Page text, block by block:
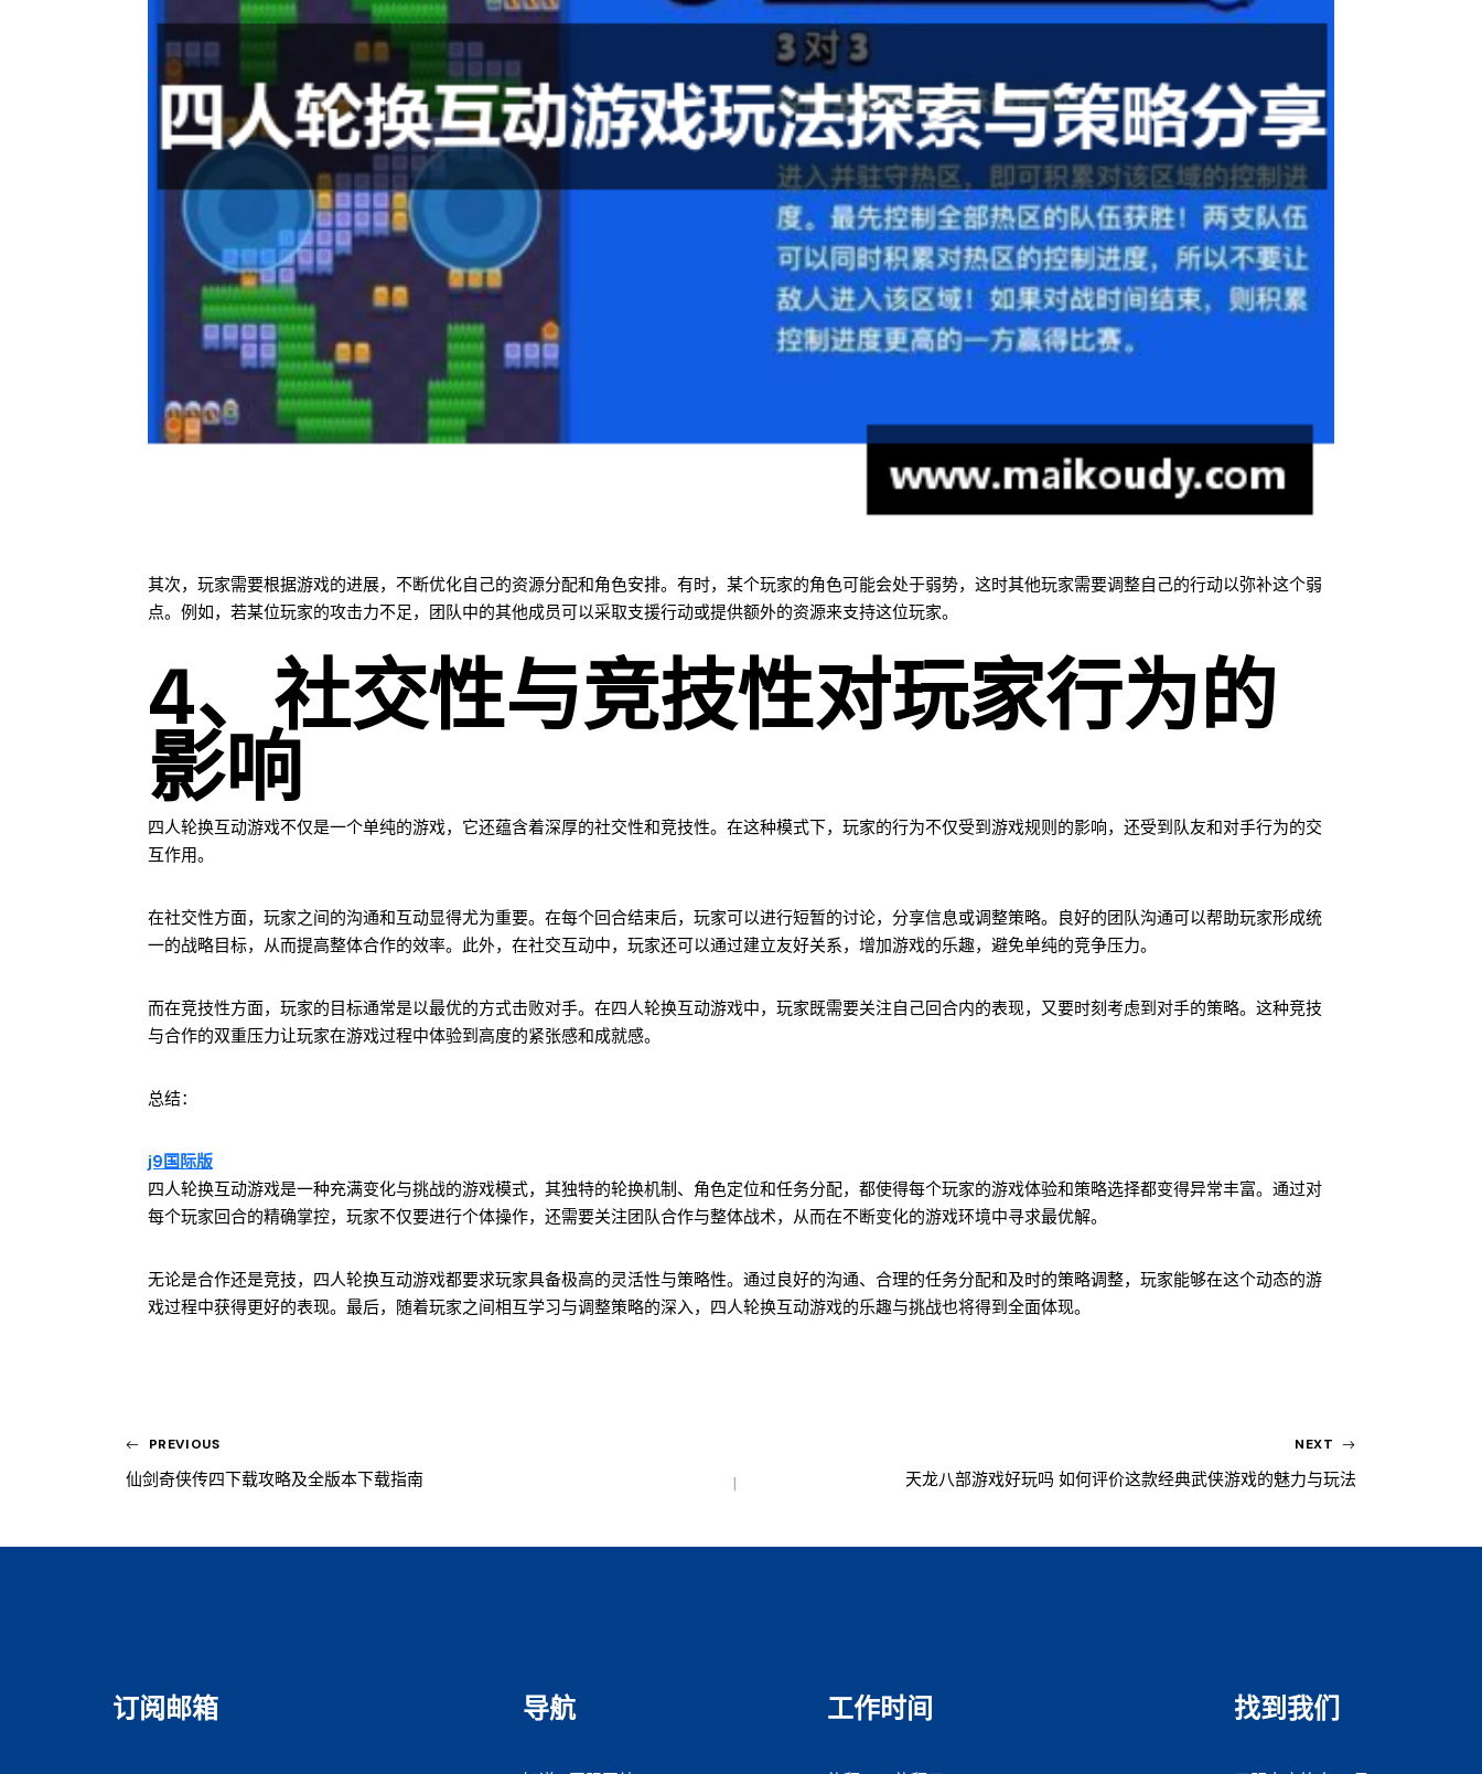
其次，玩家需要根据游戏的进展，不断优化自己的资源分配和角色安排。有时，某个玩家的角色可能会处于弱势，这时其他玩家需要调整自己的行动以弥补这个弱
点。例如，若某位玩家的攻击力不足，团队中的其他成员可以采取支援行动或提供额外的资源来支持这位玩家。
4、社交性与竞技性对玩家行为的
影响
四人轮换互动游戏不仅是一个单纯的游戏，它还蕴含着深厚的社交性和竞技性。在这种模式下，玩家的行为不仅受到游戏规则的影响，还受到队友和对手行为的交
互作用。
在社交性方面，玩家之间的沟通和互动显得尤为重要。在每个回合结束后，玩家可以进行短暂的讨论，分享信息或调整策略。良好的团队沟通可以帮助玩家形成统
一的战略目标，从而提高整体合作的效率。此外，在社交互动中，玩家还可以通过建立友好关系，增加游戏的乐趣，避免单纯的竞争压力。
而在竞技性方面，玩家的目标通常是以最优的方式击败对手。在四人轮换互动游戏中，玩家既需要关注自己回合内的表现，又要时刻考虑到对手的策略。这种竞技
与合作的双重压力让玩家在游戏过程中体验到高度的紧张感和成就感。
总结：
j9国际版
四人轮换互动游戏是一种充满变化与挑战的游戏模式，其独特的轮换机制、角色定位和任务分配，都使得每个玩家的游戏体验和策略选择都变得异常丰富。通过对
每个玩家回合的精确掌控，玩家不仅要进行个体操作，还需要关注团队合作与整体战术，从而在不断变化的游戏环境中寻求最优解。
无论是合作还是竞技，四人轮换互动游戏都要求玩家具备极高的灵活性与策略性。通过良好的沟通、合理的任务分配和及时的策略调整，玩家能够在这个动态的游
戏过程中获得更好的表现。最后，随着玩家之间相互学习与调整策略的深入，四人轮换互动游戏的乐趣与挑战也将得到全面体现。
PREVIOUS
仙剑奇侠传四下载攻略及全版本下载指南
NEXT
天龙八部游戏好玩吗 如何评价这款经典武侠游戏的魅力与玩法
订阅邮箱 导航 工作时间 找到我们